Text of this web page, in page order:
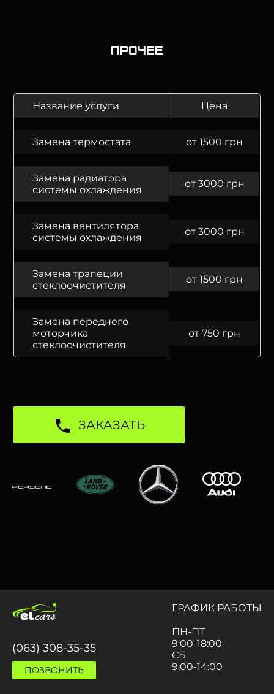
Прочее
Название услуги Цена
Замена термостата от 1500 грн
Замена радиатора
системы охлаждения
от 3000 грн
Замена вентилятора
системы охлаждения
от 3000 грн
Замена трапеции
стеклоочистителя
от 1500 грн
Замена переднего
моторчика
стеклоочистителя
от 750 грн
ЗАКАЗАТЬ
(063) 308-35-35
ПОЗВОНИТЬ
ГРАФИК РАБОТЫ
ПН-ПТ
9:00-18:00
СБ
9:00-14:00